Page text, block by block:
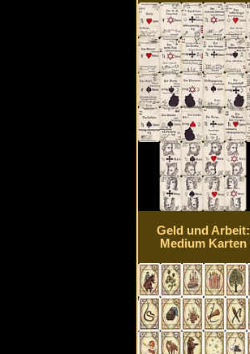
Geld und Arbeit:
Medium Karten